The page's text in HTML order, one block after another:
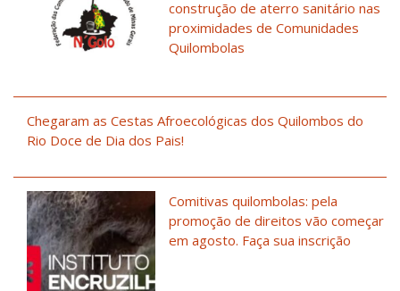
construção de aterro sanitário nas
proximidades de Comunidades
Quilombolas
Chegaram as Cestas Afroecológicas dos Quilombos do
Rio Doce de Dia dos Pais!
Comitivas quilombolas: pela
promoção de direitos vão começar
em agosto. Faça sua inscrição